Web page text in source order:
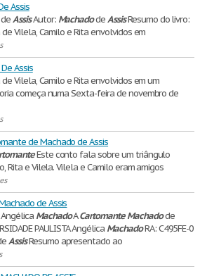
Assis
AssisAutor: MachadodeAssisResumo do livro:
Vilela, Camilo e Rita envolvidos em
Assis
Vilela, Camilo e Rita envolvidos em um
começa numa Sexta-feira de novembro de
de Machado de Assis
Este conto fala sobre um triângulo
Rita e Vilela. Vilela e Camilo eram amigos
de Assis
Angélica MachadoACartomante Machadode
PAULISTA Angélica MachadoRA: C495FE-0
AssisResumo apresentado ao